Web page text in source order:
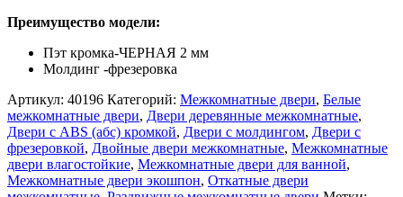
Преимущество модели:
Пэт кромка-ЧЕРНАЯ 2 мм
Молдинг -фрезеровка
Артикул: 40196 Категорий: Межкомнатные двери, Белые
межкомнатные двери, Двери деревянные межкомнатные,
Двери с ABS (абс) кромкой, Двери с молдингом, Двери с
фрезеровкой, Двойные двери межкомнатные, Межкомнатные
двери влагостойкие, Межкомнатные двери для ванной,
Межкомнатные двери экошпон, Откатные двери